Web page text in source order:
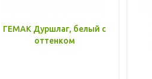
ГЕМАК Дуршлаг, белый с
оттенком